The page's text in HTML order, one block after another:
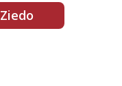
Ziedo